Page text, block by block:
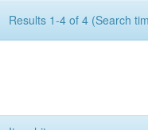
Results 1-4 of 4 (Search